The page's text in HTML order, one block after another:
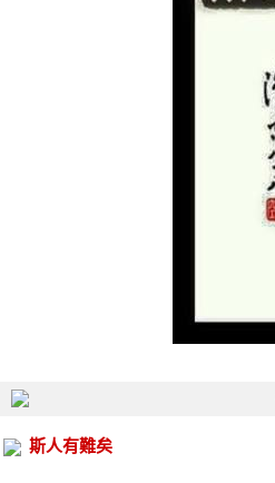
斯人有難矣